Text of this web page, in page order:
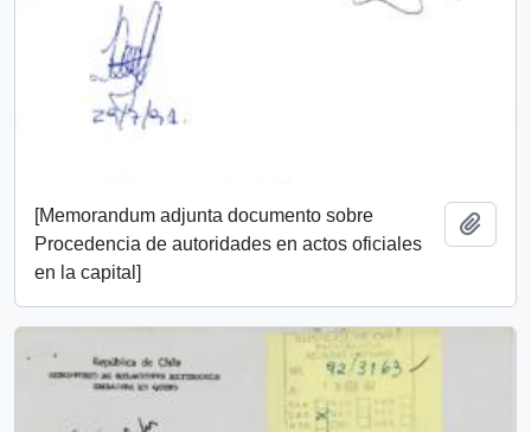
[Memorandum adjunta documento sobre
Procedencia de autoridades en actos oficiales
en la capital]